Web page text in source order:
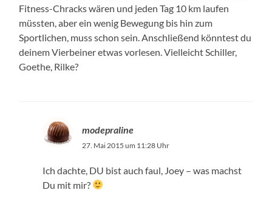
Fitness-Chracks wären und jeden Tag 10 km laufen
müssten, aber ein wenig Bewegung bis hin zum
Sportlichen, muss schon sein. Anschließend könntest du
deinem Vierbeiner etwas vorlesen. Vielleicht Schiller,
Goethe, Rilke?
modepraline
27. Mai 2015 um 11:28 Uhr
Ich dachte, DU bist auch faul, Joey – was machst
Du mit mir?